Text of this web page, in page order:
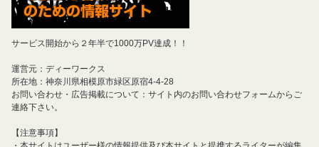
サービス開始から２年半で1000万PV達成！！
運営元：ディーワークス
所在地：神奈川県相模原市緑区原宿4-4-28
お問い合わせ・広告掲載について：サイト内のお問い合わせフォームからご
連絡下さい。
【注意事項】